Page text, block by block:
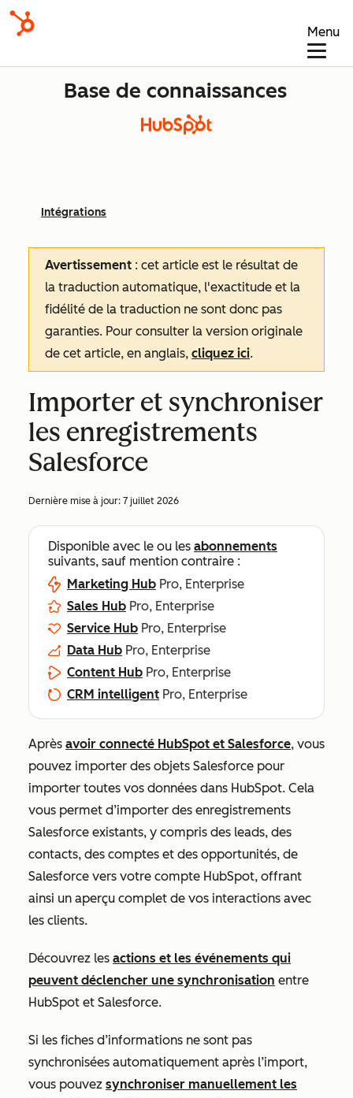
Menu
Base de connaissances
Intégrations
Avertissement : cet article est le résultat de
la traduction automatique, l'exactitude et la
fidélité de la traduction ne sont donc pas
garanties. Pour consulter la version originale
de cet article, en anglais, cliquez ici.
Importer et synchroniser
les enregistrements
Salesforce
Dernière mise à jour: 7 juillet 2026
Disponible avec le ou les abonnements
suivants, sauf mention contraire :
Marketing Hub Pro, Enterprise
Sales Hub Pro, Enterprise
Service Hub Pro, Enterprise
Data Hub Pro, Enterprise
Content Hub Pro, Enterprise
CRM intelligent Pro, Enterprise
Après avoir connecté HubSpot et Salesforce, vous
pouvez importer des objets Salesforce pour
importer toutes vos données dans HubSpot. Cela
vous permet d’importer des enregistrements
Salesforce existants, y compris des leads, des
contacts, des comptes et des opportunités, de
Salesforce vers votre compte HubSpot, offrant
ainsi un aperçu complet de vos interactions avec
les clients.
Découvrez les actions et les événements qui
peuvent déclencher une synchronisation entre
HubSpot et Salesforce.
Si les fiches d’informations ne sont pas
synchronisées automatiquement après l’import,
vous pouvez synchroniser manuellement les